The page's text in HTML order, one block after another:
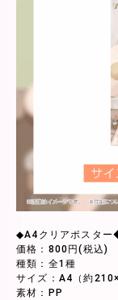
◆A4クリアポスタ
価格：800円(税込)
種類：全1種
サイズ：A4（約
素材：PP